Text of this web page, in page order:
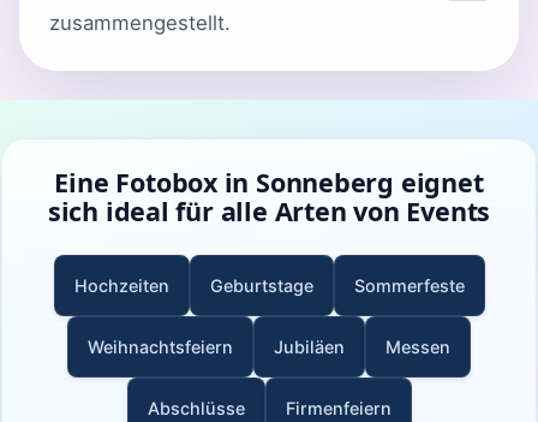
zusammengestellt.
Eine Fotobox in Sonneberg eignet
sich ideal für alle Arten von Events
Hochzeiten Geburtstage Sommerfeste
Weihnachtsfeiern Jubiläen Messen
Abschlüsse Firmenfeiern